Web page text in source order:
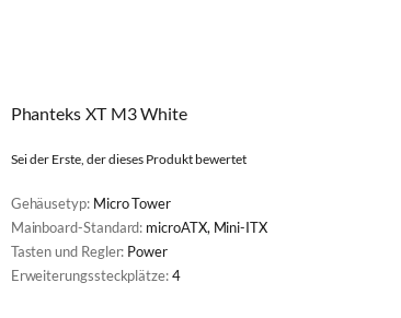
Phanteks XT M3 White
Sei der Erste, der dieses Produkt bewertet
Gehäusetyp: Micro Tower
Mainboard-Standard: microATX, Mini-ITX
Tasten und Regler: Power
Erweiterungssteckplätze:4